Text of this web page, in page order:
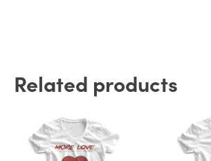
Related products
производ
има
производ
има